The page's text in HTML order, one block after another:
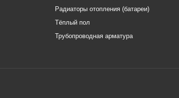
Радиаторы отопления (батареи)
Тёплый пол
Трубопроводная арматура